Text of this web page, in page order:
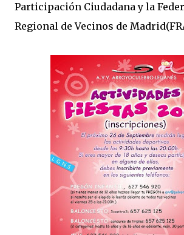
Participación Ciudadana y la
Regional de Vecinos de